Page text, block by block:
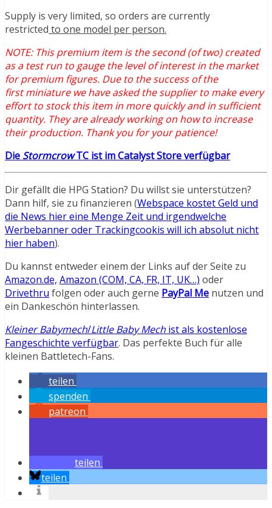
Supply is very limited, so orders are currently
restricted to one model per person.
NOTE: This premium item is the second (of two) created
as a test run to gauge the level of interest in the market
for premium figures. Due to the success of the
first miniature we have asked the supplier to make every
effort to stock this item in more quickly and in sufficient
quantity. They are already working on how to increase
their production. Thank you for your patience!
Die StormcrowTC ist im Catalyst Store verfügbar
Dir gefällt die HPG Station? Du willst sie unterstützen?
Dann hilf, sie zu finanzieren (Webspace kostet Geld und
die News hier eine Menge Zeit und irgendwelche
Werbebanner oder Trackingcookis will ich absolut nicht
hier haben).
Du kannst entweder einem der Links auf der Seite zu
Amazon.de, Amazon (COM, CA, FR, IT, UK…) oder
Drivethru folgen oder auch gerne PayPal Me nutzen und
ein Dankeschön hinterlassen.
Kleiner Babymech/Little Baby Mech ist als kostenlose
Fangeschichte verfügbar. Das perfekte Buch für alle
kleinen Battletech-Fans.
teilen
spenden
patreon
teilen
teilen